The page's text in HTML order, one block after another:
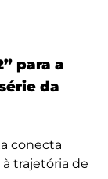
para a
da
conecta
trajetória de